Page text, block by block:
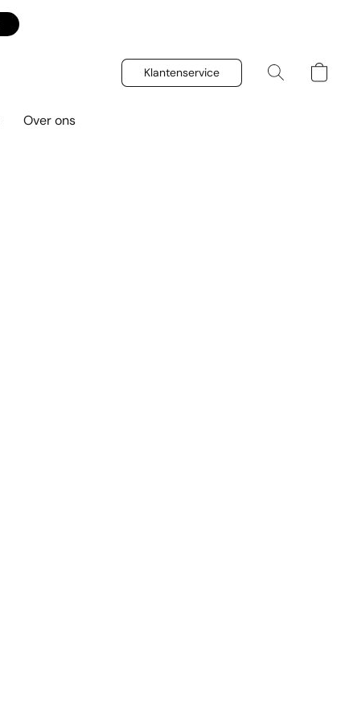
Klantenservice
Over ons